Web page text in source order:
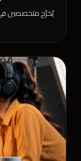
يُخرّج متخصصين في